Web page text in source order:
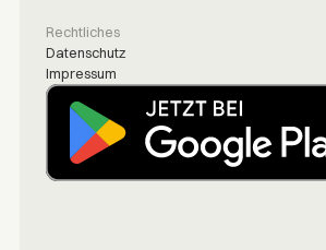
Rechtliches
Datenschutz
Impressum